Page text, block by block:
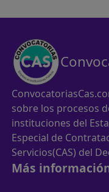
sobre los procesos
instituciones del
Especial de
Servicios(CAS) del
Más